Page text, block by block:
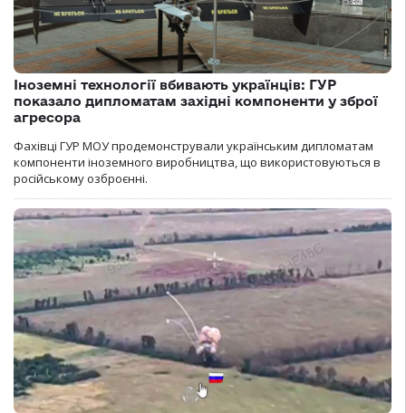
Іноземні технології вбивають українців: ГУР
показало дипломатам західні компоненти у зброї
агресора
Фахівці ГУР МОУ продемонстрували українським дипломатам
компоненти іноземного виробництва, що використовуються в
російському озброєнні.